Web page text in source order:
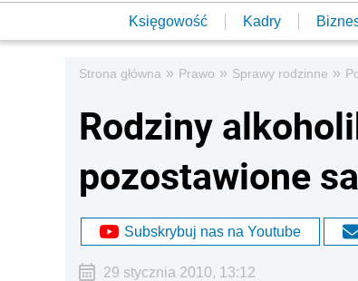
Księgowość Kadry
Strona główna » Prawo » Sprawy rodzinne »
Rodziny
pozostawione
Subskrybuj nas na Youtube
29 stycznia 2010, 13:12